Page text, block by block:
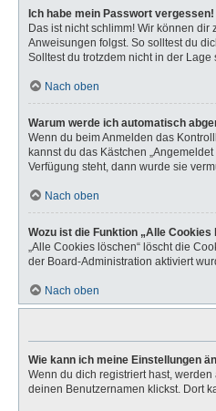
Ich habe mein Passwort vergessen!
Das ist nicht schlimm! Wir können
Anweisungen folgst. So solltest du
Solltest du trotzdem nicht in der
Nach oben
Warum werde ich automatisch
Wenn du beim Anmelden das
kannst du das Kästchen
Verfügung steht, dann wurde sie
Nach oben
Wozu ist die Funktion „Alle Cookies
„Alle Cookies löschen“ löscht die
der Board-Administration aktiviert
Nach oben
Wie kann ich meine Einstellungen
Wenn du dich registriert hast,
deinen Benutzernamen klickst. Dort